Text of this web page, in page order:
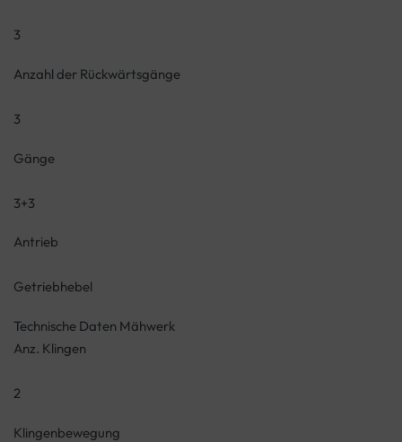
3
Anzahl der Rückwärtsgänge
3
Gänge
3+3
Antrieb
Getriebhebel
Technische Daten Mähwerk
Anz. Klingen
2
Klingenbewegung